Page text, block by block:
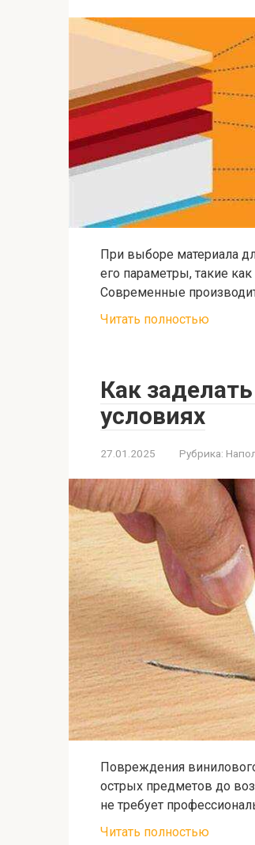
При выборе материала
его параметры, такие
Современные
Читать полностью
Как
условиях
27.01.2025 Рубрика:
Повреждения
острых предметов до
не требует
Читать полностью